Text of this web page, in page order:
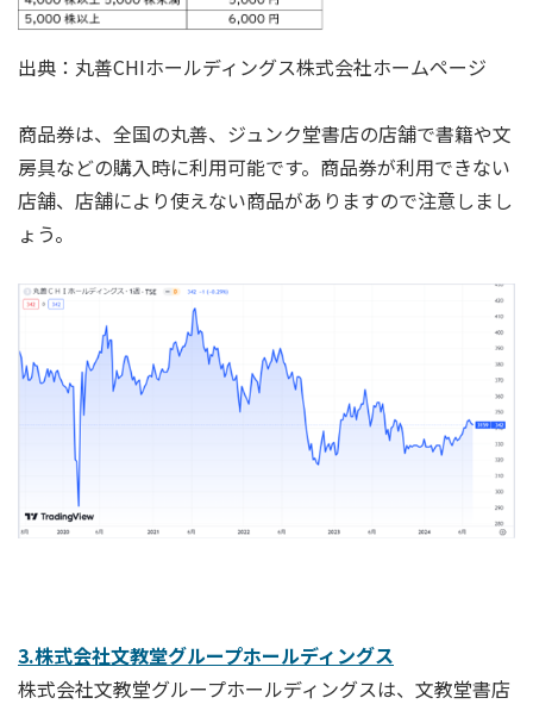
出典：丸善CHIホールディングス株式会社ホームページ
商品券は、全国の丸善、ジュンク堂書店の店舗で書籍や文
房具などの購入時に利用可能です。商品券が利用できない
店舗、店舗により使えない商品がありますので注意しまし
ょう。
3.株式会社文教堂グループホールディングス
株式会社文教堂グループホールディングスは、文教堂書店